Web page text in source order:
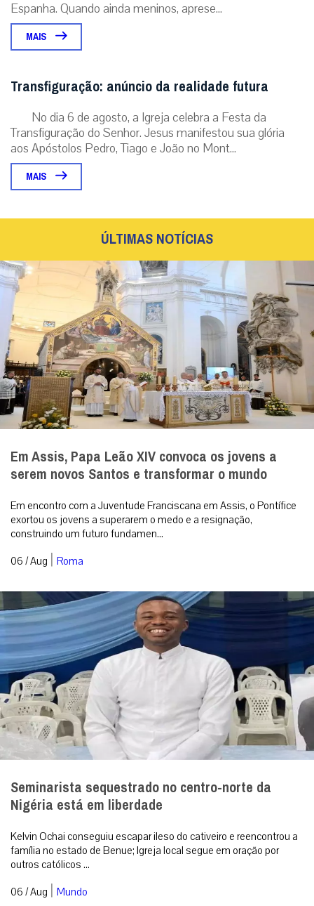
Espanha. Quando ainda meninos, aprese...
MAIS
Transfiguração: anúncio da realidade futura
No dia 6 de agosto, a Igreja celebra a Festa da
Transfiguração do Senhor. Jesus manifestou sua glória
aos Apóstolos Pedro, Tiago e João no Mont...
MAIS
ÚLTIMAS NOTÍCIAS
Em Assis, Papa Leão XIV convoca os jovens a
serem novos Santos e transformar o mundo
Em encontro com a Juventude Franciscana em Assis, o Pontífice
exortou os jovens a superarem o medo e a resignação,
construindo um futuro fundamen...
06 / Aug | Roma
Seminarista sequestrado no centro-norte da
Nigéria está em liberdade
Kelvin Ochai conseguiu escapar ileso do cativeiro e reencontrou a
família no estado de Benue; Igreja local segue em oração por
outros católicos ...
06 / Aug | Mundo